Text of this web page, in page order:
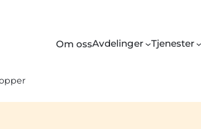
Om ossAvdelinger Tjenester